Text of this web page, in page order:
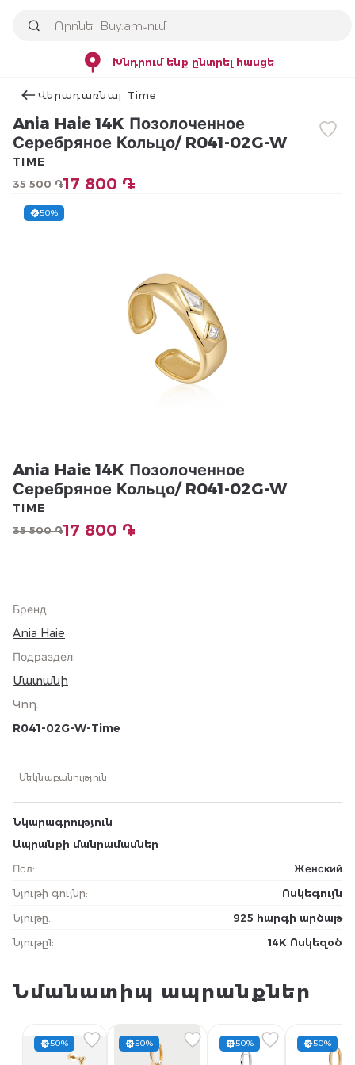
Խնդրում ենք ընտրել հասցե
Վերադառնալ Time
Ania Haie 14K Позолоченное
Серебряное Кольцо/ R041-02G-W
35 500 ֏17 800 ֏
TIME
50%
Ania Haie 14K Позолоченное
Серебряное Кольцо/ R041-02G-W
35 500 ֏17 800 ֏
TIME
Бренд:
Ania Haie
Подраздел:
Մատանի
Կոդ:
R041-02G-W-Time
Մեկնաբանություն
Նկարագրություն
Ապրանքի մանրամասներ
Пол:
Женский
Նյութի գույնը:
Ոսկեգույն
Նյութը:
925 հարգի արծաթ
Նյութը1: 14K Ոսկեզօծ
Նմանատիպ ապրանքներ
50% 50% 50% 50%